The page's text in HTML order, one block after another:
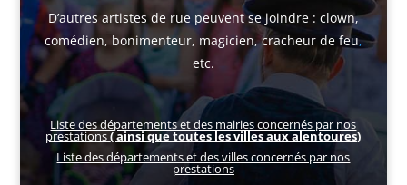
D’autres artistes de rue peuvent se joindre : clown,
comédien, bonimenteur, magicien, cracheur de feu,
etc.
Liste des départements et des mairies concernés par nos
prestations( ainsi que toutes les villes aux alentoures)
Liste des départements et des villes concernés par nos
prestations